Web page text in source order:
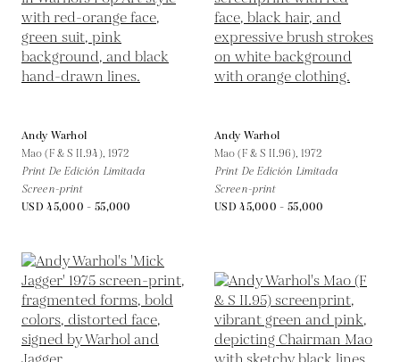
Andy Warhol
Mao (F & S II.94), 1972
Print De Edición Limitada
Screen-print
USD 45,000 - 55,000
Andy Warhol
Mao (F & S II.96), 1972
Print De Edición Limitada
Screen-print
USD 45,000 - 55,000